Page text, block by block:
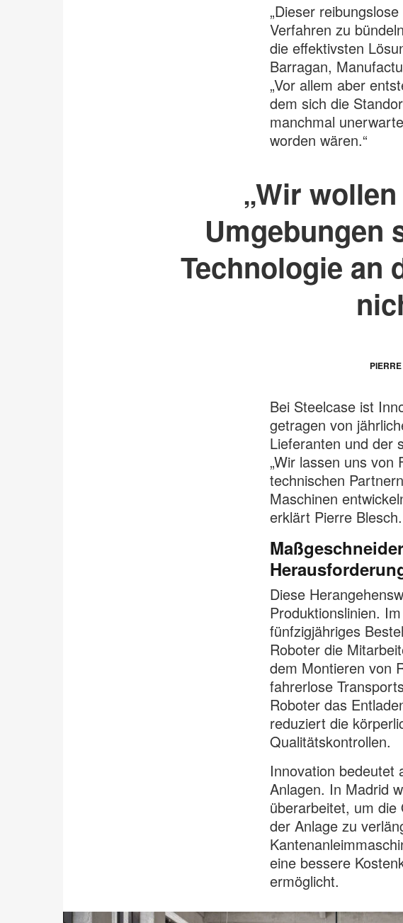
„Dieser
Verfahren zu
die effektivsten
Barragan,
„Vor allem aber
dem sich die
manchmal
worden wären.“
„Wir
Umgebungen
Technologie an
Bei Steelcase ist
getragen von
Lieferanten und der
„Wir lassen uns von
technischen
Maschinen
erklärt Pierre Blesch.
Diese
Produktionslinien.
fünfzigjähriges
Roboter die
dem Montieren von
fahrerlose
Roboter das
reduziert die
Qualitätskontrollen.
Innovation bedeutet
Anlagen. In Madrid
überarbeitet, um
der Anlage zu
eine bessere
ermöglicht.